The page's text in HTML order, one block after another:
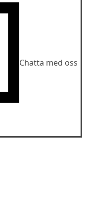
Chatta med oss